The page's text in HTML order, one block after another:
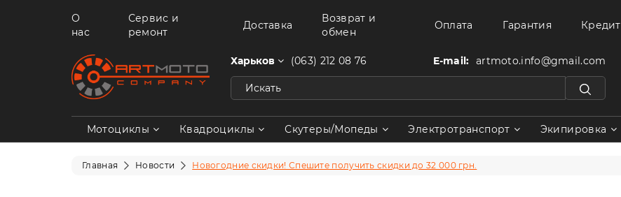
О
нас
Сервис и
ремонт
Доставка
Возврат и
обмен
Оплата Гарантия Кредит
Харьков (063) 212 08 76 E-mail: artmoto.info@gmail.com
Мотоциклы Квадроциклы Скутеры/Мопеды Электротранспорт Экипировка
Главная Новости Новогодние скидки! Спешите получить скидки до 32 000 грн.